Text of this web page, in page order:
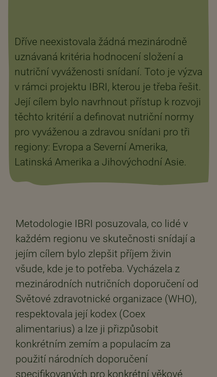
Dříve neexistovala žádná mezinárodně
uznávaná kritéria hodnocení složení a
nutriční vyváženosti snídaní. Toto je výzva
v rámci projektu IBRI, kterou je třeba řešit.
Její cílem bylo navrhnout přístup k rozvoji
těchto kritérií a definovat nutriční normy
pro vyváženou a zdravou snídani pro tři
regiony: Evropa a Severní Amerika,
Latinská Amerika a Jihovýchodní Asie.
Metodologie IBRI posuzovala, co lidé v
každém regionu ve skutečnosti snídají a
jejím cílem bylo zlepšit příjem živin
všude, kde je to potřeba. Vycházela z
mezinárodních nutričních doporučení od
Světové zdravotnické organizace (WHO),
respektovala její kodex (Coex
alimentarius) a lze ji přizpůsobit
konkrétním zemím a populacím za
použití národních doporučení
specifikovaných pro konkrétní věkové